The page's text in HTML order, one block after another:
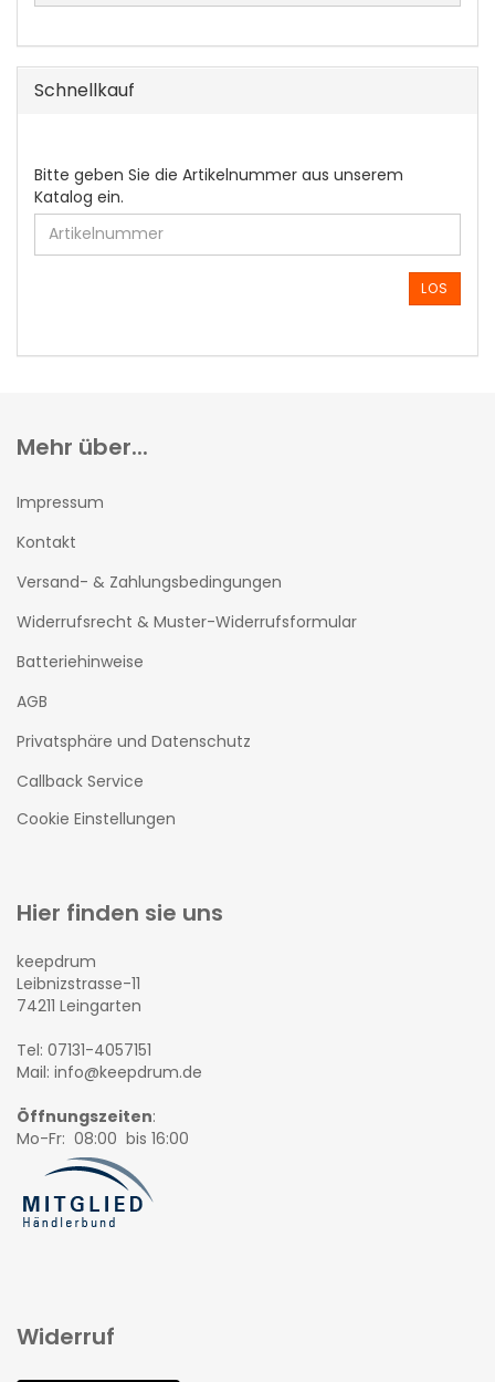
Schnellkauf
BITTE
GEBEN
SIE
DIE
ARTIKELNUMMER
EIN.
Bitte geben Sie die Artikelnummer aus unserem
Katalog ein.
LOS
Mehr über...
Impressum
Kontakt
Versand- & Zahlungsbedingungen
Widerrufsrecht & Muster-Widerrufsformular
Batteriehinweise
AGB
Privatsphäre und Datenschutz
Callback Service
Cookie Einstellungen
Hier finden sie uns
keepdrum
Leibnizstrasse-11
74211 Leingarten
Tel: 07131-4057151
Mail: info@keepdrum.de
Öffnungszeiten:
Mo-Fr: 08:00 bis 16:00
Widerruf